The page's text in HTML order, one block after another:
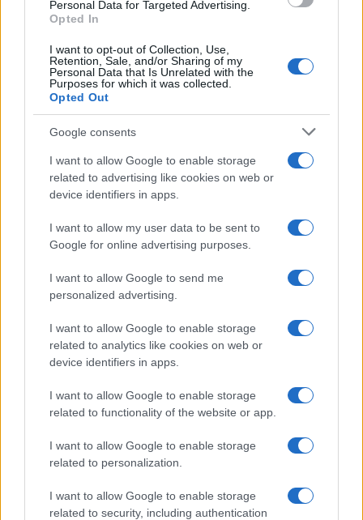
Personal Data for Targeted Advertising.
Opted In
I want to opt-out of Collection, Use,
Retention, Sale, and/or Sharing of my
Personal Data that Is Unrelated with the
Purposes for which it was collected.
Opted Out
Google consents
I want to allow Google to enable storage
related to advertising like cookies on web or
device identifiers in apps.
I want to allow my user data to be sent to
Google for online advertising purposes.
I want to allow Google to send me
personalized advertising.
I want to allow Google to enable storage
related to analytics like cookies on web or
device identifiers in apps.
I want to allow Google to enable storage
related to functionality of the website or app.
I want to allow Google to enable storage
related to personalization.
I want to allow Google to enable storage
related to security, including authentication
Υστερα από μια επεισοδιακή έναρξη, με το μάθημα της
Νεοελληνικής Γλώσσας και Λογοτεχνίας να βρίσκεται
στο στόχαστρο από την επιστημονική ένωση των
φιλολόγων, όπου σε ένα ερώτημα η χρήση ενός ρήματος
κρίθηκε γλωσσικά λανθασμένη, τα σχόλια των
εκπαιδευτικών εστίασαν στις διατυπώσεις και το
περιεχόμενο των θεμάτων.
Πανελλήνιες 2024: Γιατί το Υπουργείο
Επιτροπή Εξετάσεων
Μαθηματικών ήταν σαφώς διατυπωμένα, με τη δυσκολία
που απαιτούσαν τα ερωτήματα. Αντίστοιχη ήταν και η
θέση της Ελληνικής Μαθηματικής Εταιρείας, η οποία
έκανε λόγο για σαφή θέματα, σημειώνοντας ότι το
αριστούχους στις φετινές επιδόσεις. Υπενθυμίζεται ότι
επιστημονικού πεδίου ήταν καλές στα Μαθηματικά, ενώ
ελαφρώς μειωμένο ήταν και το ποσοστό των
κάτω από τη βάση.